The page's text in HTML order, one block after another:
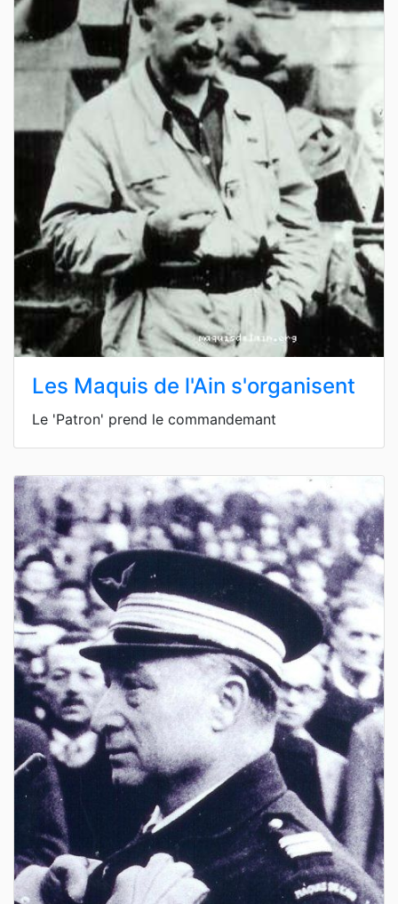
Les Maquis de l'Ain s'organisent
Le 'Patron' prend le commandemant